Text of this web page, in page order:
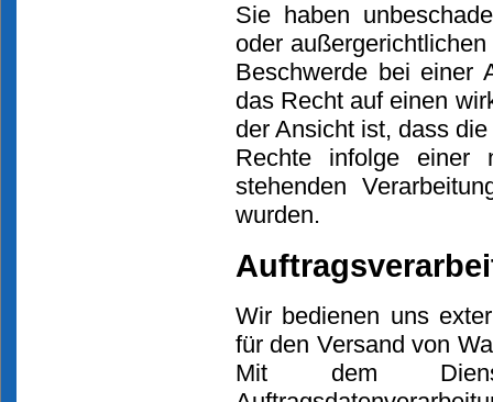
Sie haben
oder
Beschwerde bei einer
das Recht auf einen
der Ansicht ist, dass
Rechte infolge einer
stehenden
wurden.
Wir bedienen uns
für den Versand von
Mit dem